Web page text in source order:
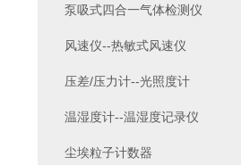
泵吸式四合一气体检测仪
风速仪--热敏式风速仪
压差/压力计--光照度计
温湿度计--温湿度记录仪
尘埃粒子计数器